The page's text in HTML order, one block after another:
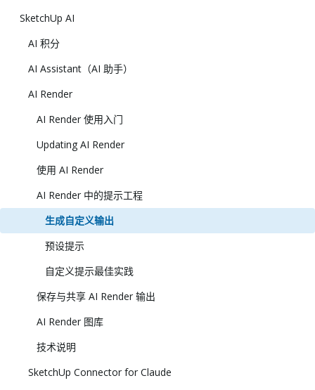
SketchUp AI
AI 积分
AI Assistant（AI 助手）
AI Render
AI Render 使用入门
Updating AI Render
使用 AI Render
AI Render 中的提示工程
生成自定义输出
预设提示
自定义提示最佳实践
保存与共享 AI Render 输出
AI Render 图库
技术说明
SketchUp Connector for Claude